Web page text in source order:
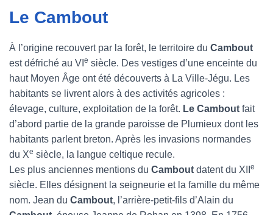
Le Cambout
À l’origine recouvert par la forêt, le territoire du Cambout
est défriché au VI e siècle. Des vestiges d’une enceinte du
haut Moyen Âge ont été découverts à La Ville-Jégu. Les
habitants se livrent alors à des activités agricoles :
élevage, culture, exploitation de la forêt. Le Cambout fait
d’abord partie de la grande paroisse de Plumieux dont les
habitants parlent breton. Après les invasions normandes
du Xe siècle, la langue celtique recule.
Les plus anciennes mentions du Cambout datent du XII e
siècle. Elles désignent la seigneurie et la famille du même
nom. Jean du Cambout, l’arrière-petit-fils d’Alain du